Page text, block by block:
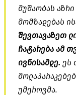
მუშაობას
მომზადებას
შევთავაზეთ
ჩატარება ამ
ივნისამდე. ეს
უმეროვმა.